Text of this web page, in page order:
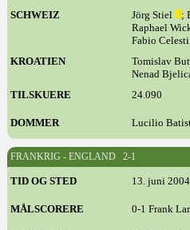
SCHWEIZ Jörg Stiel
;
Raphael
Fabio
KROATIEN
Tomislav
Nenad
TILSKUERE
24.090
DOMMER Lucilio
FRANKRIG - ENGLAND 2-1
TID OG STED 13. juni
MÅLSCORERE 0-1 Frank